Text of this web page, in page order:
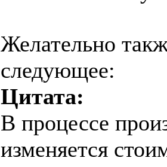
Желательно
следующее:
Цитата:
В процессе
изменяется